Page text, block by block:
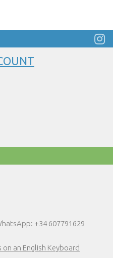
+34 607791629
an English Keyboard